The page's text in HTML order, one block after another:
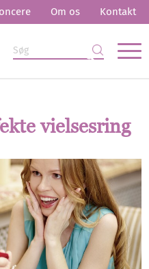
Om os Kontakt
vielsesring